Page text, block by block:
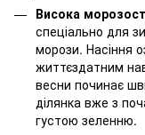
Висока
спеціально для
морози. Насіння
життєздатним
весни починає
ділянка вже з
густою зеленню.